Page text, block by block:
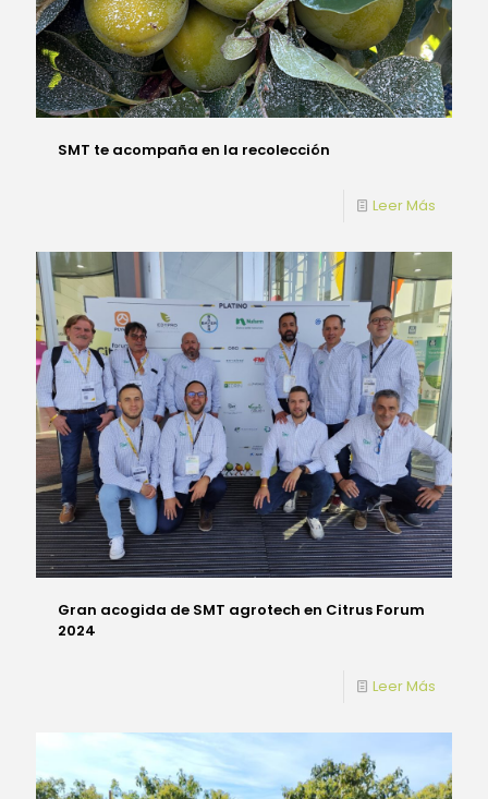
SMT te acompaña en la recolección
Leer Más
Gran acogida de SMT agrotech en Citrus Forum
2024
Leer Más